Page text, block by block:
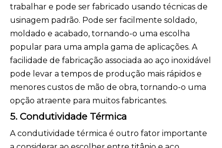
trabalhar e pode ser fabricado usando técnicas de
usinagem padrão. Pode ser facilmente soldado,
moldado e acabado, tornando-o uma escolha
popular para uma ampla gama de aplicações. A
facilidade de fabricação associada ao aço inoxidável
pode levar a tempos de produção mais rápidos e
menores custos de mão de obra, tornando-o uma
opção atraente para muitos fabricantes.
5. Condutividade Térmica
A condutividade térmica é outro fator importante